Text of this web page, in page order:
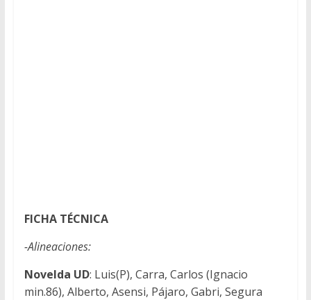
FICHA TÉCNICA
-Alineaciones:
Novelda UD: Luis(P), Carra, Carlos (Ignacio
min.86), Alberto, Asensi, Pájaro, Gabri, Segura